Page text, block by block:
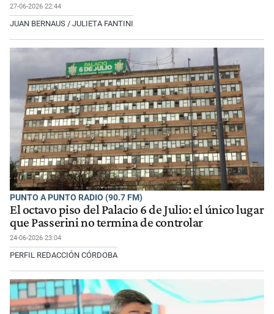
27-06-2026 22:44
JUAN BERNAUS / JULIETA FANTINI
PUNTO A PUNTO RADIO (90.7 FM)
El octavo piso del Palacio 6 de Julio: el único lugar
que Passerini no termina de controlar
24-06-2026 23:04
PERFIL REDACCIÓN CÓRDOBA